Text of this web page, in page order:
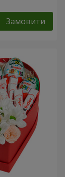
Замовити